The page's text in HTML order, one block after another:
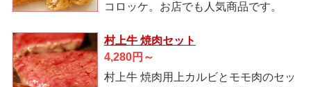
コロッケ。お店でも人気商品です。
村上牛 焼肉セット
4,280円～
村上牛 焼肉用上カルビとモモ肉のセッ